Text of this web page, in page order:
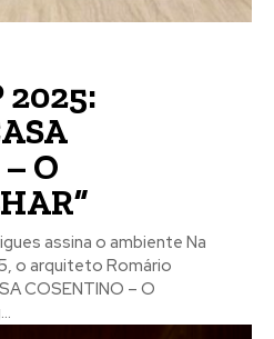
2025:
O
assina o ambiente Na
o arquiteto Romário
COSENTINO – O